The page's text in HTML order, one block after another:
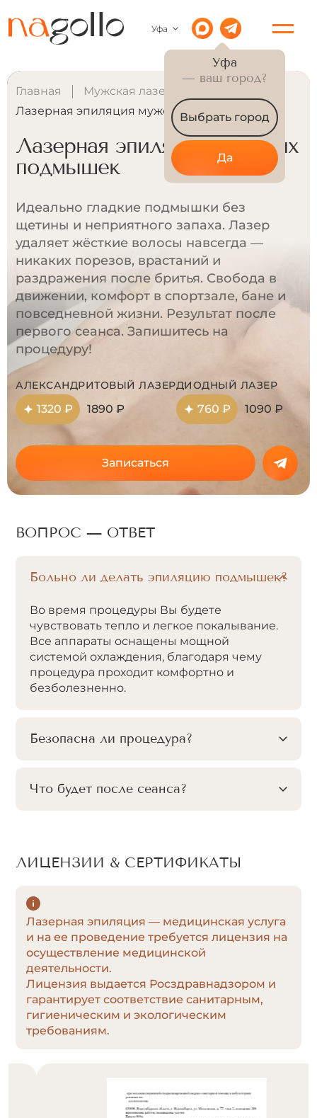
Уфа
Уфа
— ваш город?
Выбрать город
Да
Главная
Мужская лазерная эпиляция
Лазерная эпиляция мужских подмышек
Лазерная эпиляция мужских
подмышек
Идеально гладкие подмышки без
щетины и неприятного запаха. Лазер
удаляет жёсткие волосы навсегда —
никаких порезов, врастаний и
раздражения после бритья. Свобода в
движении, комфорт в спортзале, бане и
повседневной жизни. Результат после
первого сеанса. Запишитесь на
процедуру!
АЛЕКСАНДРИТОВЫЙ ЛАЗЕР
1320 ₽ 1890 ₽
ДИОДНЫЙ ЛАЗЕР
760 ₽ 1090 ₽
Записаться
ВОПРОС — ОТВЕТ
Больно ли делать эпиляцию подмышек?
Во время процедуры Вы будете
чувствовать тепло и легкое покалывание.
Все аппараты оснащены мощной
системой охлаждения, благодаря чему
процедура проходит комфортно и
безболезненно.
Безопасна ли процедура?
Что будет после сеанса?
ЛИЦЕНЗИИ & СЕРТИФИКАТЫ
Лазерная эпиляция — медицинская услуга
и на ее проведение требуется лицензия на
осуществление медицинской
деятельности.
Лицензия выдается Росздравнадзором и
гарантирует соответствие санитарным,
гигиеническим и экологическим
требованиям.